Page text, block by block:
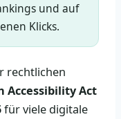
und auf
Klicks.
rechtlichen
Accessibility Act
für viele digitale